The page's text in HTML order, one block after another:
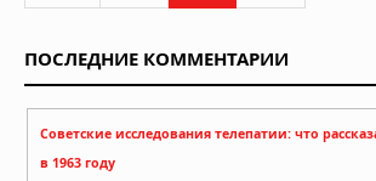
ПОСЛЕДНИЕ КОММЕНТАРИИ
Советские исследования телепатии: что
в 1963 году